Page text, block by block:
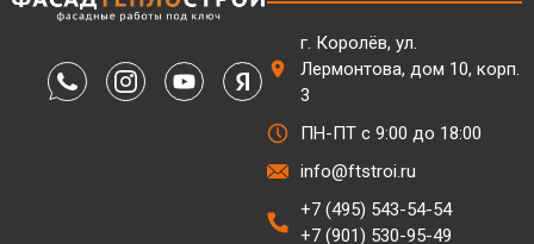
г. Королёв, ул.
Лермонтова, дом 10, корп.
3
ПН-ПТ с 9:00 до 18:00
info@ftstroi.ru
+7 (495) 543-54-54
+7 (901) 530-95-49